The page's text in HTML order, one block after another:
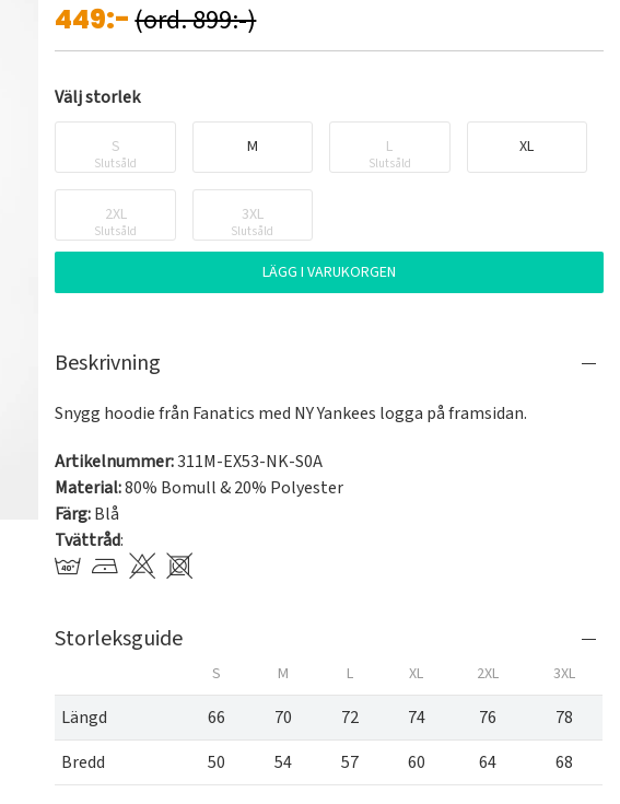
449:-(ord. 899:-)
Välj storlek
S
Slutsåld
M L
Slutsåld
XL
2XL
Slutsåld
3XL
Slutsåld
LÄGG I VARUKORGEN
Beskrivning
Snygg hoodie från Fanatics med NY Yankees logga på framsidan.
Artikelnummer:311M-EX53-NK-S0A
Material:80% Bomull & 20% Polyester
Färg:Blå
Tvättråd:
Storleksguide
S M L XL 2XL 3XL
Längd 66 70 72 74 76
78
Bredd
50 54 57 60 64 68